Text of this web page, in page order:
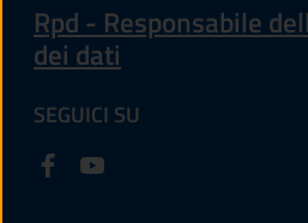
Rpd - Responsabile
dei dati
SEGUICI SU